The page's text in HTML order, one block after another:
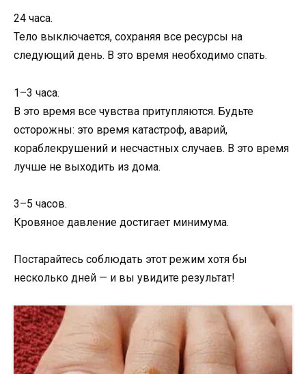
24 часа.
Тело выключается, сохраняя все ресурсы на
следующий день. В это время необходимо спать.
1–3 часа.
В это время все чувства притупляются. Будьте
осторожны: это время катастроф, аварий,
кораблекрушений и несчастных случаев. В это время
лучше не выходить из дома.
3–5 часов.
Кровяное давление достигает минимума.
Постарайтесь соблюдать этот режим хотя бы
несколько дней — и вы увидите результат!